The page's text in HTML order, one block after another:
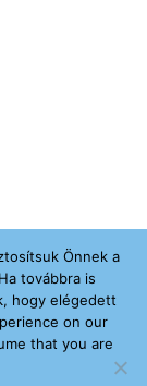
Önnek a
továbbra is
hogy elégedett
on our
that you are